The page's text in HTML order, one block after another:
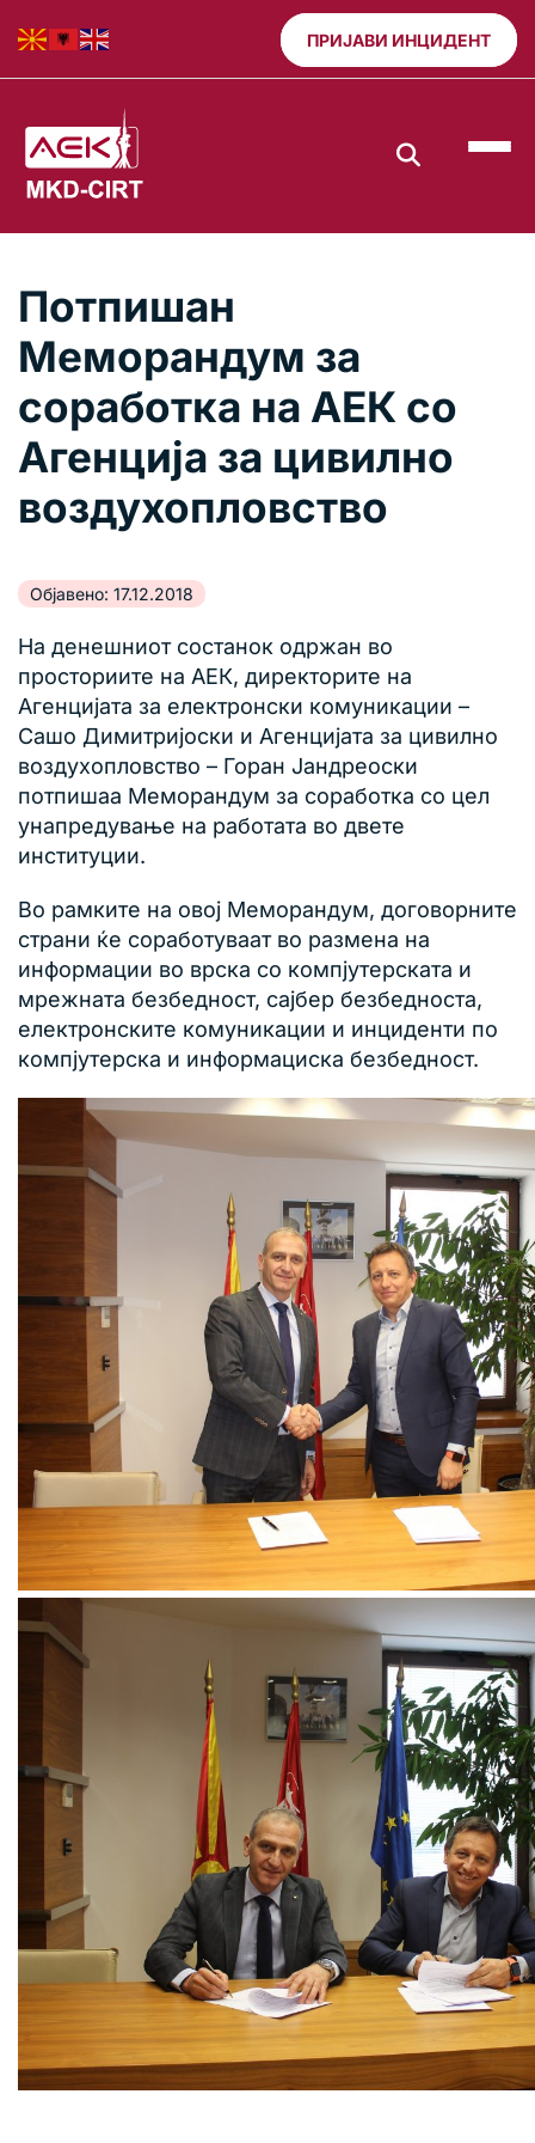
ПРИЈАВИ ИНЦИДЕНТ
Потпишан
Меморандум за
соработка на АЕК со
Агенција за цивилно
воздухопловство
Објавено: 17.12.2018
На денешниот состанок одржан во
просториите на АЕК, директорите на
Агенцијата за електронски комуникации –
Сашо Димитријоски и Агенцијата за цивилно
воздухопловство – Горан Јандреоски
потпишаа Меморандум за соработка со цел
унапредување на работата во двете
институции.
Во рамките на овој Меморандум, договорните
страни ќе соработуваат во размена на
информации во врска со компјутерската и
мрежната безбедност, сајбер безбедноста,
електронските комуникации и инциденти по
компјутерска и информациска безбедност.